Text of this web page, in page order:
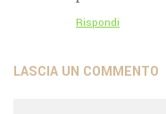
Rispondi
LASCIA UN COMMENTO